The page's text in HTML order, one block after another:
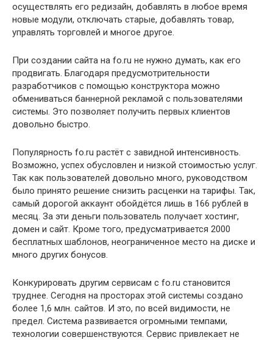
осуществлять его редизайн, добавлять в любое время
новые модули, отключать старые, добавлять товар,
управлять торговлей и многое другое.
При создании сайта на fo.ru не нужно думать, как его
продвигать. Благодаря предусмотрительности
разработчиков с помощью конструктора можно
обмениваться баннерной рекламой с пользователями
системы. Это позволяет получить первых клиентов
довольно быстро.
Популярность fo.ru растёт с завидной интенсивность.
Возможно, успех обусловлен и низкой стоимостью услуг.
Так как пользователей довольно много, руководством
было принято решение снизить расценки на тарифы. Так,
самый дорогой аккаунт обойдётся лишь в 166 рублей в
месяц. За эти деньги пользователь получает хостинг,
домен и сайт. Кроме того, предусматривается 2000
бесплатных шаблонов, неограниченное место на диске и
много других бонусов.
Конкурировать другим сервисам с fo.ru становится
труднее. Сегодня на просторах этой системы создано
более 1,6 млн. сайтов. И это, по всей видимости, не
предел. Система развивается огромными темпами,
технологии совершенствуются. Сервис привлекает не